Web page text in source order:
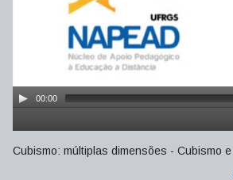
00:00
Cubismo: múltiplas dimensões - Cubismo